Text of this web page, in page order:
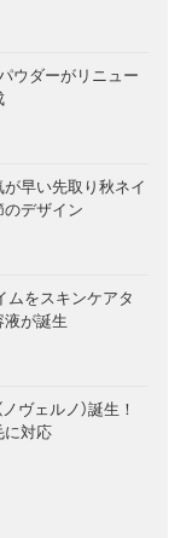
ウダーがリニュー
早い先取り秋ネイ
デザイン
ムをスキンケアタ
が誕生
ヴェルノ）誕生！
に対応